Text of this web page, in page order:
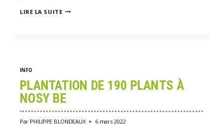
LIRE LA SUITESTORYLIFIC.
INFO
PLANTATION DE 190 PLANTS À
NOSY BE
Par PHILIPPE BLONDEAUX 6 mars 2022